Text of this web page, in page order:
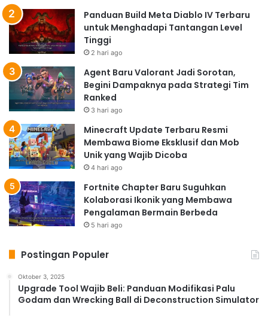
Panduan Build Meta Diablo IV Terbaru
untuk Menghadapi Tantangan Level
Tinggi
2 hari ago
Agent Baru Valorant Jadi Sorotan,
Begini Dampaknya pada Strategi Tim
Ranked
3 hari ago
Minecraft Update Terbaru Resmi
Membawa Biome Eksklusif dan Mob
Unik yang Wajib Dicoba
4 hari ago
Fortnite Chapter Baru Suguhkan
Kolaborasi Ikonik yang Membawa
Pengalaman Bermain Berbeda
5 hari ago
Postingan Populer
Oktober 3, 2025
Upgrade Tool Wajib Beli: Panduan Modifikasi Palu
Godam dan Wrecking Ball di Deconstruction Simulator